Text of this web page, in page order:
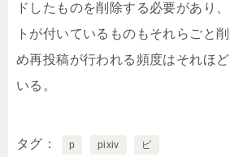
ドしたものを削除する必要があり
トが付いているものもそれらごと
め再投稿が行われる頻度はそれほ
いる。
タグ p pixiv ピ